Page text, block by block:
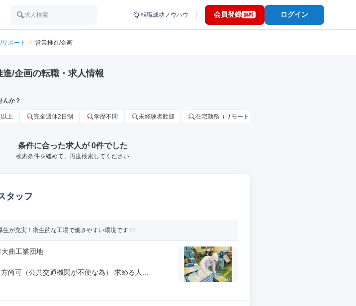
求人検索 転職成功ノウハウ 会員登録 無料 ログイン
ポート / 営業推進/企画
/企画の転職・求人情報
んか？
上 完全週休2日制 学歴不問 未経験者歓迎 在宅勤務（リモートワーク）OK
条件に合った求人が 0件でした
検索条件を緩めて、再度検索してください
タッフ
生が充実！衛生的な工場で働きやすい環境です
曲工業団地
尚可（公共交通機関が不便な為） 求める人...